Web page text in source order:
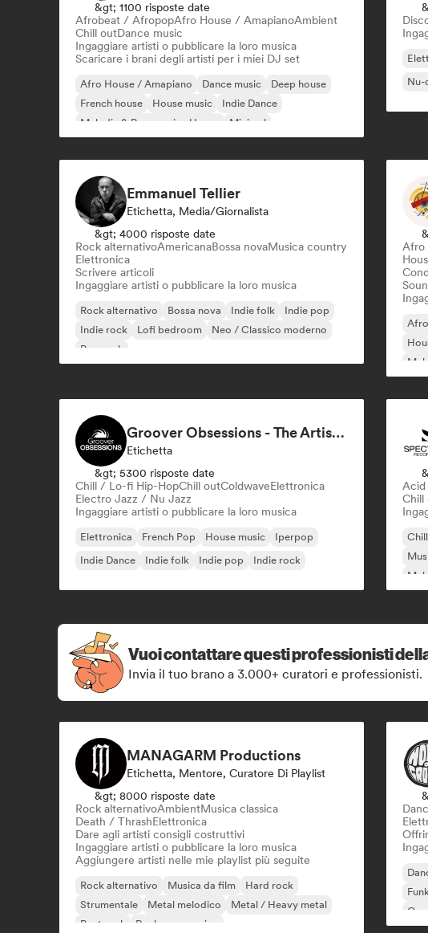
&gt; 1100 risposte date
Afrobeat / AfropopAfro House / AmapianoAmbient
Chill outDance music
Ingaggiare artisti o pubblicare la loro musica
Scaricare i brani degli artisti per i miei DJ set
Afro House / Amapiano Dance music
Deep house
French house
House music
Indie Dance
Melodic & Progressive House
Minimal
Nu-
Emmanuel Tellier
Etichetta, Media/Giornalista
&gt; 4000 risposte date
Rock alternativoAmericanaBossa novaMusica country
Elettronica
Scrivere articoli
Ingaggiare artisti o pubblicare la loro musica
Rock alternativo Bossa nova Indie folk
Indie pop
Indie rock
Lofi bedroom
Neo / Classico moderno
Pop rock
Afro
Groover Obsessions - The Artist Accelerator
Etichetta
&gt; 5300 risposte date
Chill / Lo-fi Hip-HopChill outColdwaveElettronica
Electro Jazz / Nu Jazz
Ingaggiare artisti o pubblicare la loro musica
Elettronica French Pop House music
Iperpop
Indie Dance
Indie folk Indie pop Indie rock
Acid
Chill
Vuoi contattare questi professionisti
Invia il tuo brano a 3.000+ curatori e professionisti.
MANAGARM Productions
Etichetta, Mentore, Curatore Di Playlist
&gt; 8000 risposte date
Rock alternativoAmbientMusica classica
Death / ThrashElettronica
Dare agli artisti consigli costruttivi
Ingaggiare artisti o pubblicare la loro musica
Aggiungere artisti nelle mie playlist più seguite
Rock alternativo Musica da film
Hard rock
Strumentale
Metal melodico
Metal / Heavy metal
Post rock
Rock progressivo